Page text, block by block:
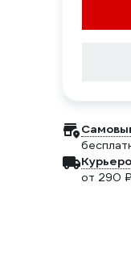
от 290 ₽